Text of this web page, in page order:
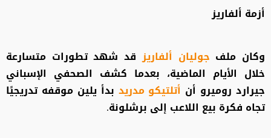
أزمة ألفاريز
وكان ملف جوليان ألفاريز قد شهد تطورات متسارعة
خلال الأيام الماضية، بعدما كشف الصحفي الإسباني
جيرارد روميرو أن أتلتيكو مدريد بدأ يلين موقفه تدريجيًا
تجاه فكرة بيع اللاعب إلى برشلونة.